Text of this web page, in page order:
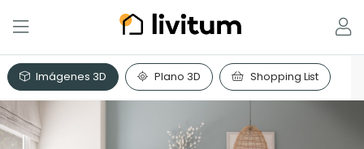
Imágenes 3D Plano 3D Shopping List